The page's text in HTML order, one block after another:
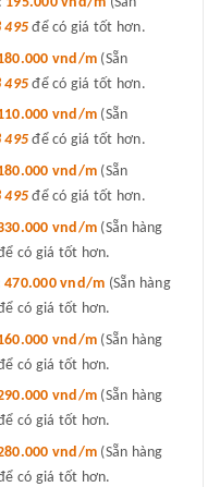
495 để có giá tốt hơn.
vnd/m (Sẵn
495 để có giá tốt hơn.
vnd/m (Sẵn
495để có giá tốt hơn.
vnd/m (Sẵn
495 để có giá tốt hơn.
vnd/m (Sẵn hàng
có giá tốt hơn.
470.000 vnd/m (Sẵn hàng
có giá tốt hơn.
vnd/m (Sẵn hàng
có giá tốt hơn.
vnd/m (Sẵn hàng
có giá tốt hơn.
vnd/m (Sẵn hàng
có giá tốt hơn.